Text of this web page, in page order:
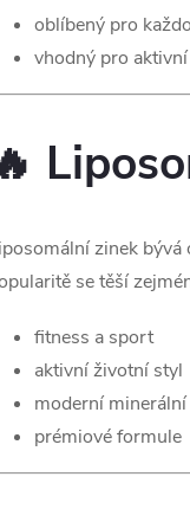
oblíbený pro
vhodný pro
zinek
se těší
fitness a sport
aktivní životní styl
moderní
prémiové formule